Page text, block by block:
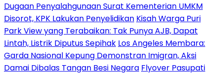
Dugaan Penyalahgunaan Surat Kementerian UMKM
Disorot, KPK Lakukan Penyelidikan Kisah Warga Puri
Park View yang Terabaikan: Tak Punya AJB, Dapat
Lintah, Listrik Diputus Sepihak Los Angeles Membara:
Garda Nasional Kepung Demonstran Imigran, Aksi
Damai Dibalas Tangan Besi Negara Flyover Pasupati